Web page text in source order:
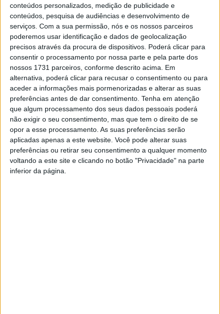
conteúdos personalizados, medição de publicidade e
conteúdos, pesquisa de audiências e desenvolvimento de
serviços. Com a sua permissão, nós e os nossos parceiros
poderemos usar identificação e dados de geolocalização
precisos através da procura de dispositivos. Poderá clicar para
consentir o processamento por nossa parte e pela parte dos
nossos 1731 parceiros, conforme descrito acima. Em
alternativa, poderá clicar para recusar o consentimento ou para
aceder a informações mais pormenorizadas e alterar as suas
preferências antes de dar consentimento. Tenha em atenção
que algum processamento dos seus dados pessoais poderá
não exigir o seu consentimento, mas que tem o direito de se
opor a esse processamento. As suas preferências serão
aplicadas apenas a este website. Você pode alterar suas
preferências ou retirar seu consentimento a qualquer momento
voltando a este site e clicando no botão "Privacidade" na parte
inferior da página.
Nos viseenses,Aidaranão é opção para Rui Ferreira já
que vai cumprir um jogo de castigo depois da expulsão
em Tondela.
A partida no Estádio Machado de Matos vai ser apitada
porFlávio Jesus, árbitro de Aveiro.
Esta e outras notícias para ouvir na Estação Diária – 96.8
FM ou emwww.968.fm
Pub